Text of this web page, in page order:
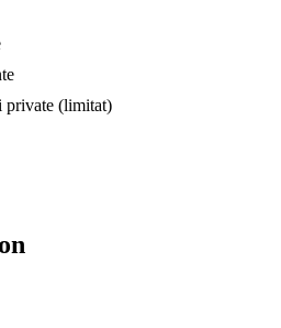
private (limitat)